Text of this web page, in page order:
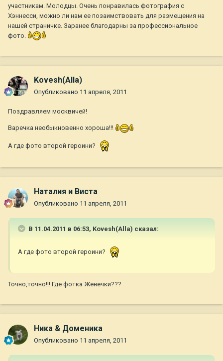
участникам. Молодцы. Очень понравилась фотография с
Хэннесси, можно ли нам ее позаимствовать для размещения на
нашей страничке. Заранее благодарны за профессиональное
фото.
Kovesh(Alla)
Опубликовано 11 апреля, 2011
Поздравляем москвичей!
Варечка необыкновенно хороша!!!
А где фото второй героини?
Наталия и Виста
Опубликовано 11 апреля, 2011
В 11.04.2011 в 06:53, Kovesh(Alla) сказал:
А где фото второй героини?
Точно,точно!!! Где фотка Женечки???
Ника & Доменика
Опубликовано 11 апреля, 2011